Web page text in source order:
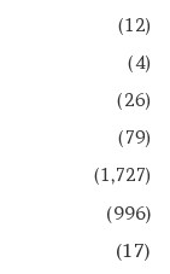
(12)
(4)
(26)
(79)
(1,727)
(996)
(17)